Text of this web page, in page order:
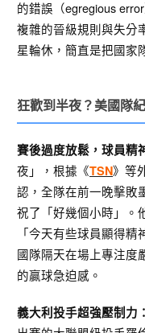
的錯誤（egregious
複雜的晉級規則與失分
星輪休，簡直是把國家
狂歡到半夜？美國隊
賽後過度放鬆，球員精
夜」，根據《TSN》等
認，全隊在前一晚擊敗
祝了「好幾個小時」。
「今天有些球員顯得
國隊隔天在場上專注度
的贏球急迫感。
義大利投手超強壓制力：